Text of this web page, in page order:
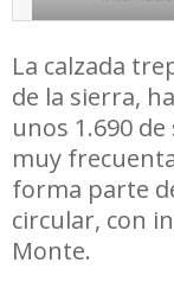
La calzada
de la sierra,
unos 1.690
muy
forma parte
circular, con
Monte.